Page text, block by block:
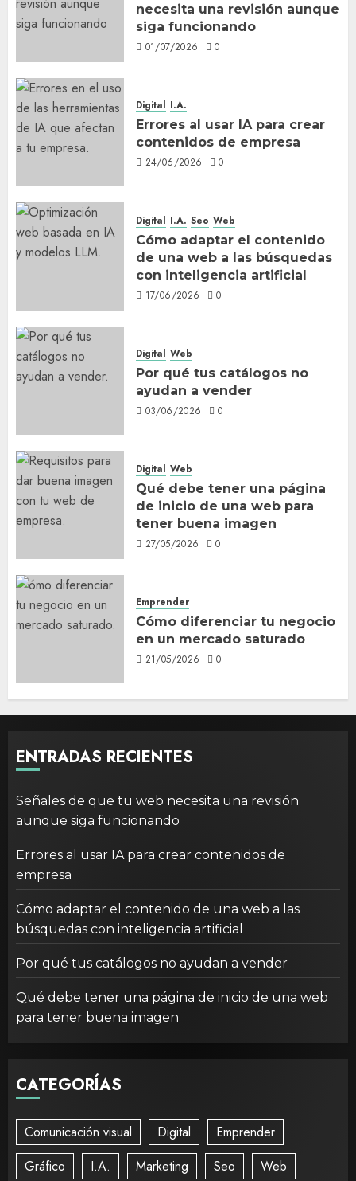
necesita una revisión aunque
siga funcionando
01/07/2026 0
Digital I.A.
Errores al usar IA para crear
contenidos de empresa
24/06/2026 0
Digital I.A. Seo Web
Cómo adaptar el contenido
de una web a las búsquedas
con inteligencia artificial
17/06/2026 0
Digital Web
Por qué tus catálogos no
ayudan a vender
03/06/2026 0
Digital Web
Qué debe tener una página
de inicio de una web para
tener buena imagen
27/05/2026 0
Emprender
Cómo diferenciar tu negocio
en un mercado saturado
21/05/2026 0
ENTRADAS RECIENTES
Señales de que tu web necesita una revisión
aunque siga funcionando
Errores al usar IA para crear contenidos de
empresa
Cómo adaptar el contenido de una web a las
búsquedas con inteligencia artificial
Por qué tus catálogos no ayudan a vender
Qué debe tener una página de inicio de una web
para tener buena imagen
CATEGORÍAS
Comunicación visual Digital
Emprender
Gráfico
I.A. Marketing Seo Web